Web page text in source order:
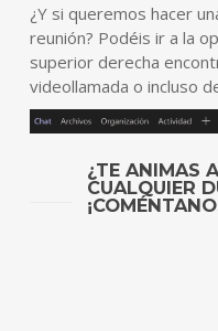
¿Y si queremos hacer
reunión? Podéis ir a la
superior derecha
videollamada o incluso
¿TE ANIMAS
CUALQUIER